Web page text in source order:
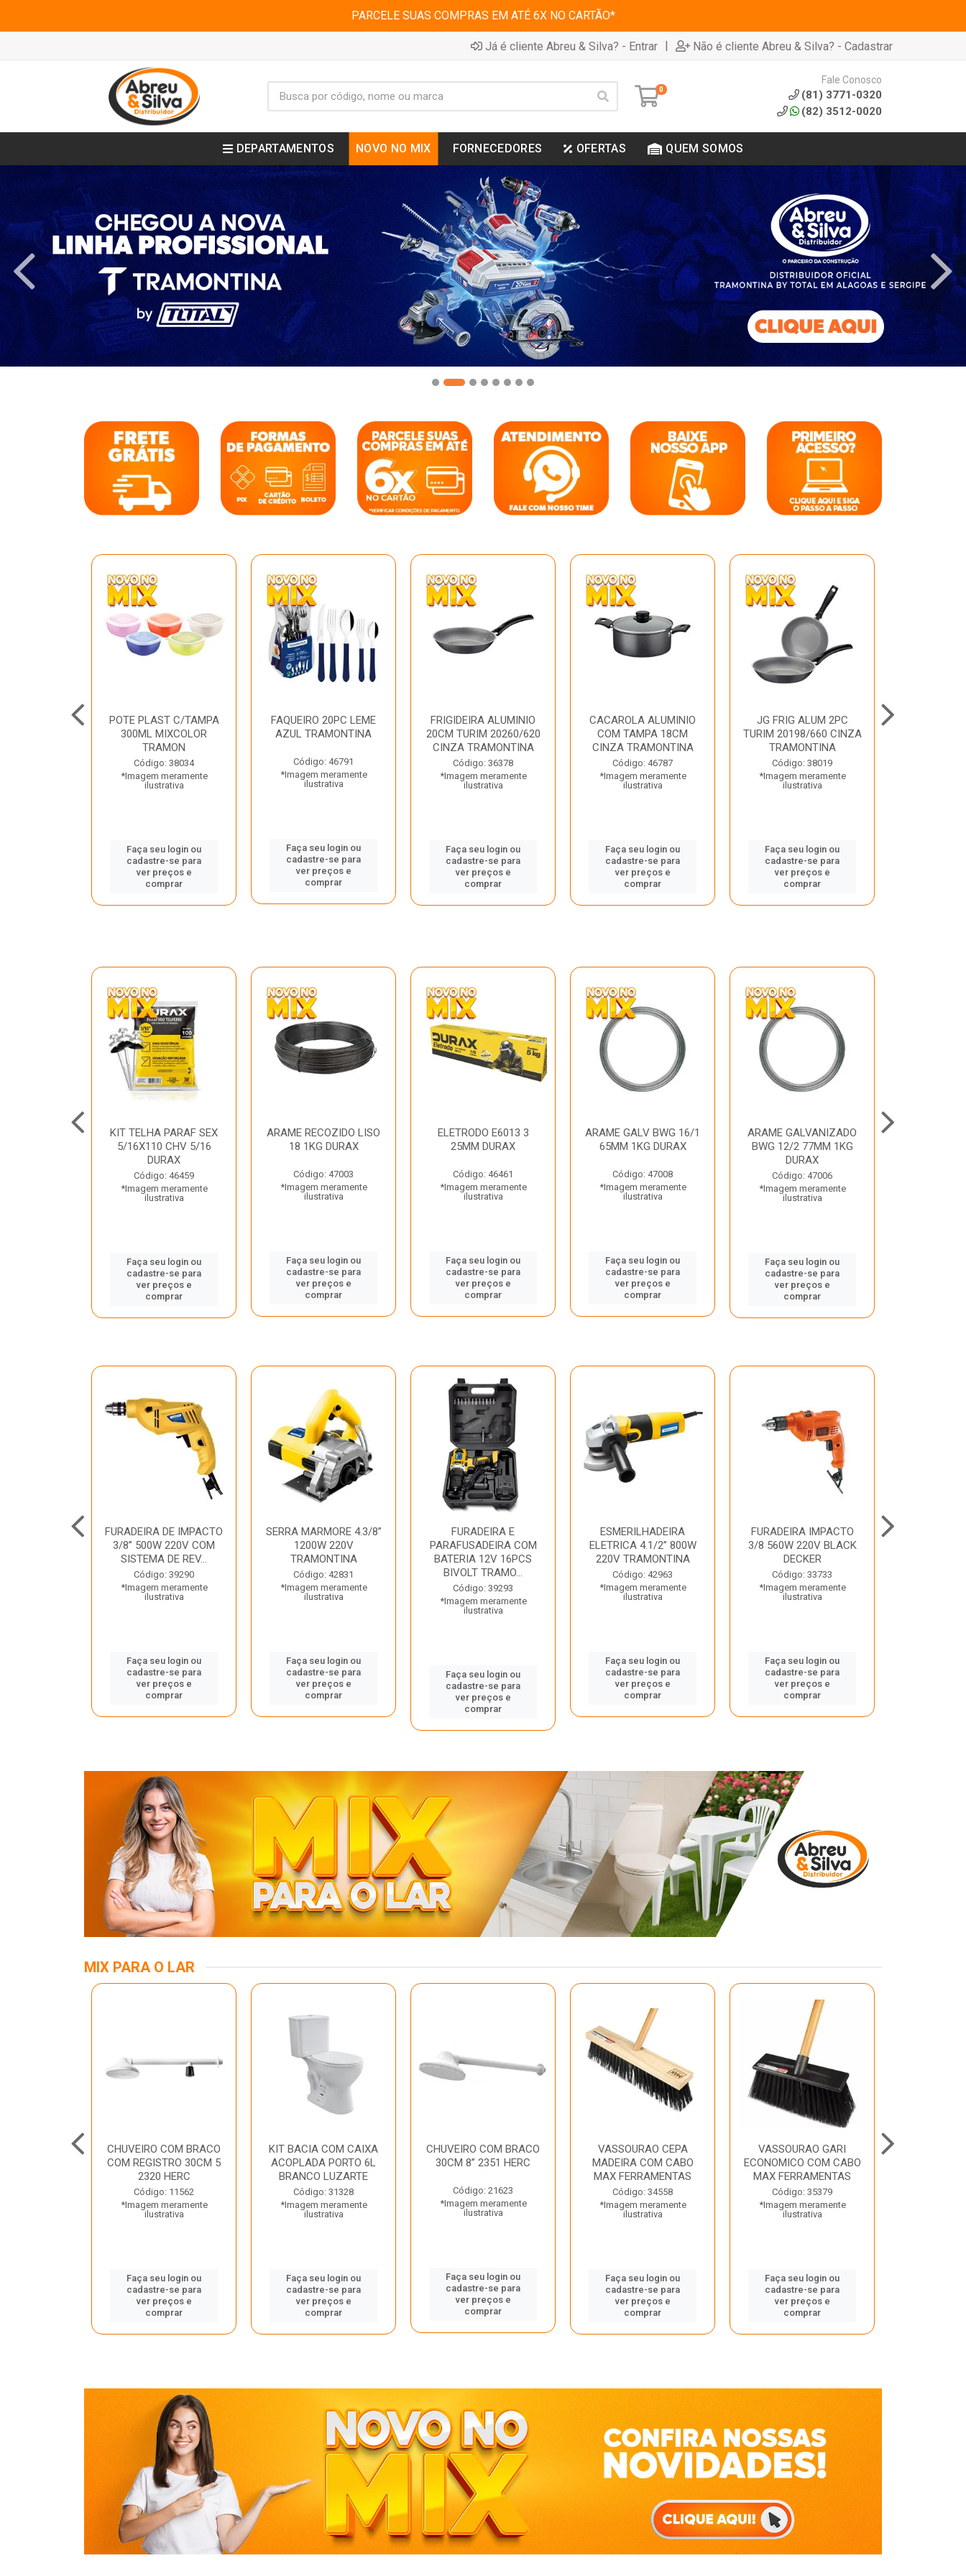
PARCELE SUAS COMPRAS EM ATÉ 6X NO CARTÃO*
Já é cliente Abreu & Silva? - Entrar | Não é cliente Abreu & Silva? - Cadastrar
0
Fale Conosco
(81) 3771-0320
(82) 3512-0020
DEPARTAMENTOS NOVO NO MIX FORNECEDORES OFERTAS QUEM SOMOS
POTE PLAST C/TAMPA
300ML MIXCOLOR
TRAMON
Código: 38034
*Imagem meramente
ilustrativa
Faça seu login ou
cadastre-se para
ver preços e
comprar
FAQUEIRO 20PC LEME
AZUL TRAMONTINA
Código: 46791
*Imagem meramente
ilustrativa
Faça seu login ou
cadastre-se para
ver preços e
comprar
FRIGIDEIRA ALUMINIO
20CM TURIM 20260/620
CINZA TRAMONTINA
Código: 36378
*Imagem meramente
ilustrativa
Faça seu login ou
cadastre-se para
ver preços e
comprar
CACAROLA ALUMINIO
COM TAMPA 18CM
CINZA TRAMONTINA
Código: 46787
*Imagem meramente
ilustrativa
Faça seu login ou
cadastre-se para
ver preços e
comprar
JG FRIG ALUM 2PC
TURIM 20198/660 CINZA
TRAMONTINA
Código: 38019
*Imagem meramente
ilustrativa
Faça seu login ou
cadastre-se para
ver preços e
comprar
KIT TELHA PARAF SEX
5/16X110 CHV 5/16
DURAX
Código: 46459
*Imagem meramente
ilustrativa
Faça seu login ou
cadastre-se para
ver preços e
comprar
ARAME RECOZIDO LISO
18 1KG DURAX
Código: 47003
*Imagem meramente
ilustrativa
Faça seu login ou
cadastre-se para
ver preços e
comprar
ELETRODO E6013 3
25MM DURAX
Código: 46461
*Imagem meramente
ilustrativa
Faça seu login ou
cadastre-se para
ver preços e
comprar
ARAME GALV BWG 16/1
65MM 1KG DURAX
Código: 47008
*Imagem meramente
ilustrativa
Faça seu login ou
cadastre-se para
ver preços e
comprar
ARAME GALVANIZADO
BWG 12/2 77MM 1KG
DURAX
Código: 47006
*Imagem meramente
ilustrativa
Faça seu login ou
cadastre-se para
ver preços e
comprar
FURADEIRA DE IMPACTO
3/8” 500W 220V COM
SISTEMA DE REV...
Código: 39290
*Imagem meramente
ilustrativa
Faça seu login ou
cadastre-se para
ver preços e
comprar
SERRA MARMORE 4.3/8”
1200W 220V
TRAMONTINA
Código: 42831
*Imagem meramente
ilustrativa
Faça seu login ou
cadastre-se para
ver preços e
comprar
FURADEIRA E
PARAFUSADEIRA COM
BATERIA 12V 16PCS
BIVOLT TRAMO...
Código: 39293
*Imagem meramente
ilustrativa
Faça seu login ou
cadastre-se para
ver preços e
comprar
ESMERILHADEIRA
ELETRICA 4.1/2” 800W
220V TRAMONTINA
Código: 42963
*Imagem meramente
ilustrativa
Faça seu login ou
cadastre-se para
ver preços e
comprar
FURADEIRA IMPACTO
3/8 560W 220V BLACK
DECKER
Código: 33733
*Imagem meramente
ilustrativa
Faça seu login ou
cadastre-se para
ver preços e
comprar
MIX PARA O LAR
CHUVEIRO COM BRACO
COM REGISTRO 30CM 5
2320 HERC
Código: 11562
*Imagem meramente
ilustrativa
Faça seu login ou
cadastre-se para
ver preços e
comprar
KIT BACIA COM CAIXA
ACOPLADA PORTO 6L
BRANCO LUZARTE
Código: 31328
*Imagem meramente
ilustrativa
Faça seu login ou
cadastre-se para
ver preços e
comprar
CHUVEIRO COM BRACO
30CM 8” 2351 HERC
Código: 21623
*Imagem meramente
ilustrativa
Faça seu login ou
cadastre-se para
ver preços e
comprar
VASSOURAO CEPA
MADEIRA COM CABO
MAX FERRAMENTAS
Código: 34558
*Imagem meramente
ilustrativa
Faça seu login ou
cadastre-se para
ver preços e
comprar
VASSOURAO GARI
ECONOMICO COM CABO
MAX FERRAMENTAS
Código: 35379
*Imagem meramente
ilustrativa
Faça seu login ou
cadastre-se para
ver preços e
comprar